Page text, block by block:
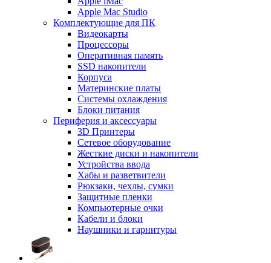
Apple Mac Studio
Комплектующие для ПК
Видеокарты
Процессоры
Оперативная память
SSD накопители
Корпуса
Материнские платы
Системы охлаждения
Блоки питания
Периферия и аксессуары
3D Принтеры
Сетевое оборудование
Жесткие диски и накопители
Устройства ввода
Хабы и разветвители
Рюкзаки, чехлы, сумки
Защитные пленки
Компьютерные очки
Кабели и блоки
Наушники и гарнитуры